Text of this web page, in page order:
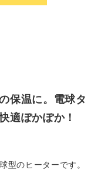
保温に。電球タ
適ぽかぽか！
型のヒーターです。